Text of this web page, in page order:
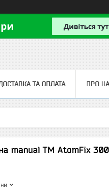
ТА ОПЛАТА ПРО
manual TM AtomFix